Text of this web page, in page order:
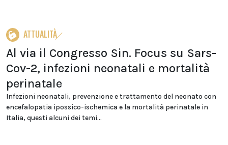
ATTUALITÀ
Al via il Congresso Sin. Focus su Sars-
Cov-2, infezioni neonatali e mortalità
perinatale
Infezioni neonatali, prevenzione e trattamento del neonato con
encefalopatia ipossico-ischemica e la mortalità perinatale in
Italia, questi alcuni dei temi...